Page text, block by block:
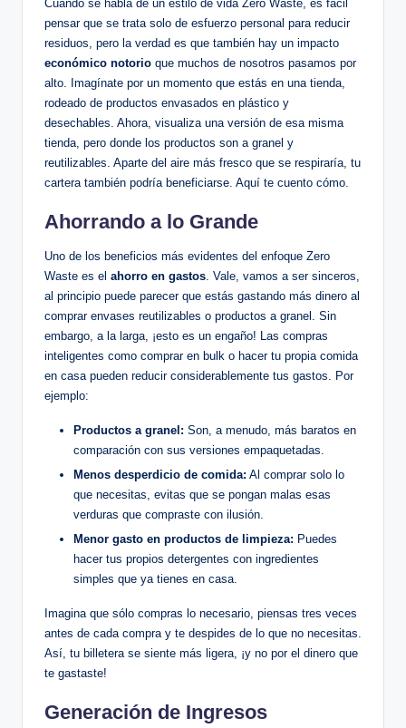
Cuando se habla de un estilo de vida Zero Waste, es fácil
pensar que se trata solo de esfuerzo personal para reducir
residuos, pero la verdad es que también hay un impacto
económico notorio que muchos de nosotros pasamos por
alto. Imagínate por un momento que estás en una tienda,
rodeado de productos envasados en plástico y
desechables. Ahora, visualiza una versión de esa misma
tienda, pero donde los productos son a granel y
reutilizables. Aparte del aire más fresco que se respiraría, tu
cartera también podría beneficiarse. Aquí te cuento cómo.
Ahorrando a lo Grande
Uno de los beneficios más evidentes del enfoque Zero
Waste es el ahorro en gastos . Vale, vamos a ser sinceros,
al principio puede parecer que estás gastando más dinero al
comprar envases reutilizables o productos a granel. Sin
embargo, a la larga, ¡esto es un engaño! Las compras
inteligentes como comprar en bulk o hacer tu propia comida
en casa pueden reducir considerablemente tus gastos. Por
ejemplo:
Productos a granel: Son, a menudo, más baratos en
comparación con sus versiones empaquetadas.
Menos desperdicio de comida: Al comprar solo lo
que necesitas, evitas que se pongan malas esas
verduras que compraste con ilusión.
Menor gasto en productos de limpieza: Puedes
hacer tus propios detergentes con ingredientes
simples que ya tienes en casa.
Imagina que sólo compras lo necesario, piensas tres veces
antes de cada compra y te despides de lo que no necesitas.
Así, tu billetera se siente más ligera, ¡y no por el dinero que
te gastaste!
Generación de Ingresos